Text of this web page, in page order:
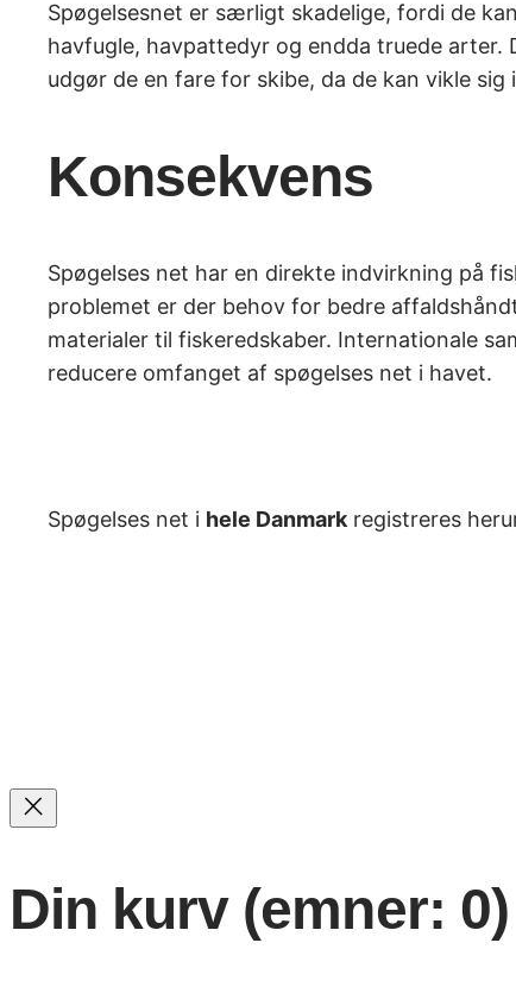
Spøgelsesnet er særligt skadelige, fordi de
havfugle, havpattedyr og endda truede arter.
udgør de en fare for skibe, da de kan vikle
Konsekvens
Spøgelses net har en direkte indvirkning på
problemet er der behov for bedre
materialer til fiskeredskaber. Internationale
reducere omfanget af spøgelses net i havet.
Spøgelses net i hele Danmark registreres
Din kurv (emner: 0)